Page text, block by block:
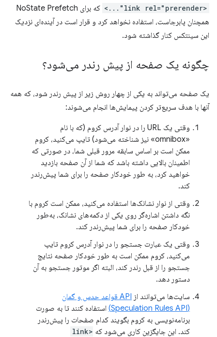
<link rel="prerender"...>
که برای NoState Prefetch
همچنان پابرجاست، استفاده نخواهد کرد و قرار است در آینده‌ای نزدیک
این سینتکس کنار گذاشته شود.
چگونه یک صفحه از پیش رندر می‌شود؟
یک صفحه می‌تواند به یکی از چهار روش زیر از پیش رندر شود، که همه
آنها با هدف سریع‌تر کردن پیمایش‌ها انجام می‌شوند:
وقتی یک URL را در نوار آدرس کروم (که با نام
«omnibox» نیز شناخته می‌شود) تایپ می‌کنید، کروم
ممکن است بر اساس سابقه مرور قبلی شما، در صورتی که
اطمینان بالایی داشته باشد که شما از آن صفحه بازدید
خواهید کرد، به طور خودکار صفحه را برای شما پیش‌رندر
کند.
وقتی از نوار نشانک‌ها استفاده می‌کنید، ممکن است کروم با
نگه داشتن اشاره‌گر روی یکی از دکمه‌های نشانک، به‌طور
خودکار صفحه را برای شما پیش‌رندر کند.
وقتی یک عبارت جستجو را در نوار آدرس کروم تایپ
می‌کنید، کروم ممکن است به طور خودکار صفحه نتایج
جستجو را از قبل رندر کند، البته اگر موتور جستجو به آن
دستور دهد.
سایت‌ها می‌توانند از
API قواعد حدس و گمان
(Speculation Rules API)
استفاده کنند تا به صورت
برنامه‌نویسی به کروم بگویند کدام صفحات را پیش‌رندر
کند. این جایگزین کاری می‌شود که
<link